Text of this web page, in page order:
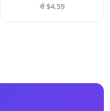
से $4.59